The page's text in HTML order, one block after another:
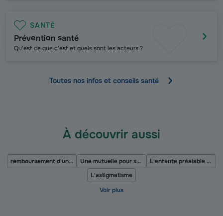
SANTÉ
Prévention santé
Qu'est ce que c'est et quels sont les acteurs ?
Toutes nos infos et conseils santé
À découvrir aussi
remboursement d'une réduction mammaire Une mutuelle pour son enfant
L'entente préalable pour les frais de santé
L'astigmatisme